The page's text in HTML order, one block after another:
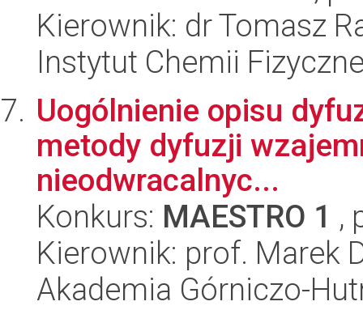
Kierownik: dr Tomasz
Instytut Chemii
Uogólnienie opisu
metody dyfuzji
nieodwracalnyc...
Konkurs: MAESTRO 1 ,
Kierownik: prof. Marek
Akademia Górniczo-